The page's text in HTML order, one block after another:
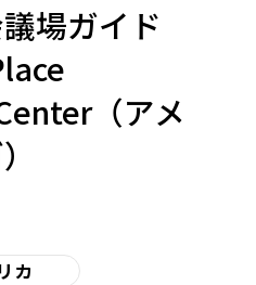
場ガイド
（アメ
カ